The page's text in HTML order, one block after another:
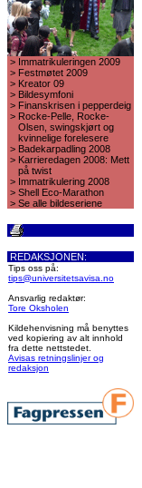
> Immatrikuleringen 2009
> Festmøtet 2009
> Kreator 09
> Bildesymfoni
> Finanskrisen i pepperdeig
> Rocke-Pelle, Rocke-
Olsen, swingskjørt og
kvinnelige forelesere
> Badekarpadling 2008
> Karrieredagen 2008: Mett
på twist
> Immatrikulering 2008
> Shell Eco-Marathon
> Se alle bildeseriene
REDAKSJONEN:
Tips oss på:
tips@universitetsavisa.no
Ansvarlig redaktør:
Tore Oksholen
Kildehenvisning må benyttes
ved kopiering av alt innhold
fra dette nettstedet.
Avisas retningslinjer og
redaksjon